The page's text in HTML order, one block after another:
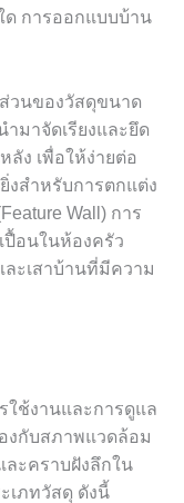
การออกแบบบ้าน
วนของวัสดุขนาด
มาจัดเรียงและยึด
ง เพื่อให้ง่ายต่อ
งสำหรับการตกแต่ง
Wall) การ
ปื้อนในห้องครัว
ละเสาบ้านที่มีความ
ใช้งานและการดูแล
งกับสภาพแวดล้อม
ะคราบฝังลึกใน
เภทวัสดุ ดังนี้